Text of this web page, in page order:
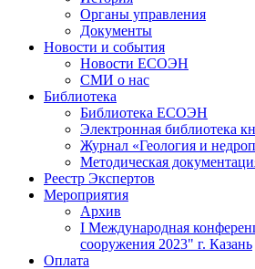
Органы управления
Документы
Новости и события
Новости ЕСОЭН
СМИ о нас
Библиотека
Библиотека ЕСОЭН
Электронная библиотека
Журнал «Геология и
Методическая
Реестр Экспертов
Мероприятия
Архив
I Международная
сооружения 2023" г. Казань
Оплата